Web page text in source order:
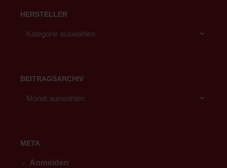
HERSTELLER
BEITRAGSARCHIV
META
Anmelden